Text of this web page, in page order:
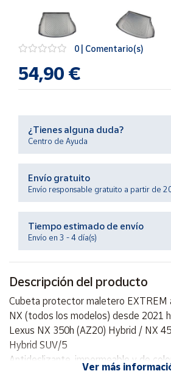
novedades
de Correos
Productos
Solidarios
Ayuda
Contacto
Mapa de
vendedores
Hazte
Área
vendedor
Cuenta
0 | Comentario(s)
54,90 €
¿Tienes alguna duda?
Centro de Ayuda
Envío gratuito
Envío responsable gratuito a partir de
Tiempo estimado de envío
Envío en 3 - 4 día(s)
Descripción del producto
Cubeta protector maletero EXTREM
NX (todos los modelos) desde 2021
Lexus NX 350h (AZ20) Hybrid / NX
Hybrid SUV/5
Antideslizante, impermeable y de
Ver más